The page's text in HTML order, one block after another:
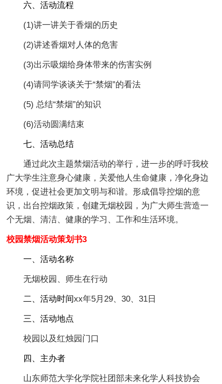
六、活动流程
(1)讲一讲关于香烟的历史
(2)讲述香烟对人体的危害
(3)出示吸烟给身体带来的伤害实例
(4)请同学谈谈关于“禁烟”的看法
(5) 总结“禁烟”的知识
(6)活动圆满结束
七、活动总结
通过此次主题禁烟活动的举行，进一步的呼吁我校
广大学生注意身心健康，关爱他人生命健康，净化身边
环境，促进社会更加文明与和谐。形成倡导控烟的意
识，出台控烟政策，创建无烟校园，为广大师生营造一
个无烟、清洁、健康的学习、工作和生活环境。
校园禁烟活动策划书3
一、活动名称
无烟校园、师生在行动
二、活动时间xx年5月29、30、31日
三、活动地点
校园以及红烛园门口
四、主办者
山东师范大学化学院社团部未来化学人科技协会